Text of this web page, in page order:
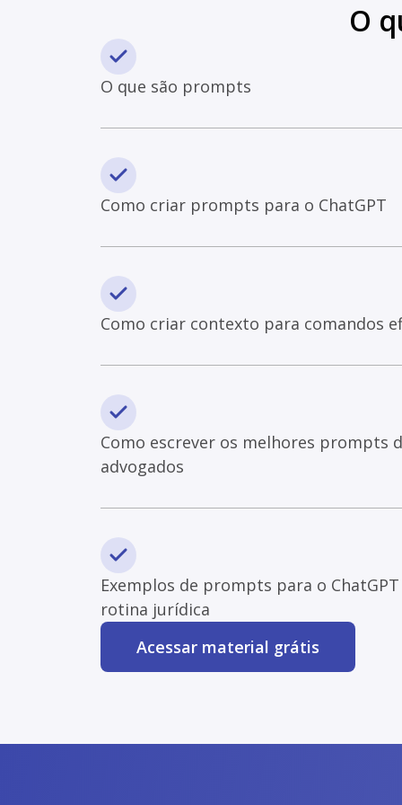
O
O que são prompts
Como criar prompts para o ChatGPT
Como criar contexto para comandos
Como escrever os melhores prompts
advogados
Exemplos de prompts para o
rotina jurídica
Acessar material grátis